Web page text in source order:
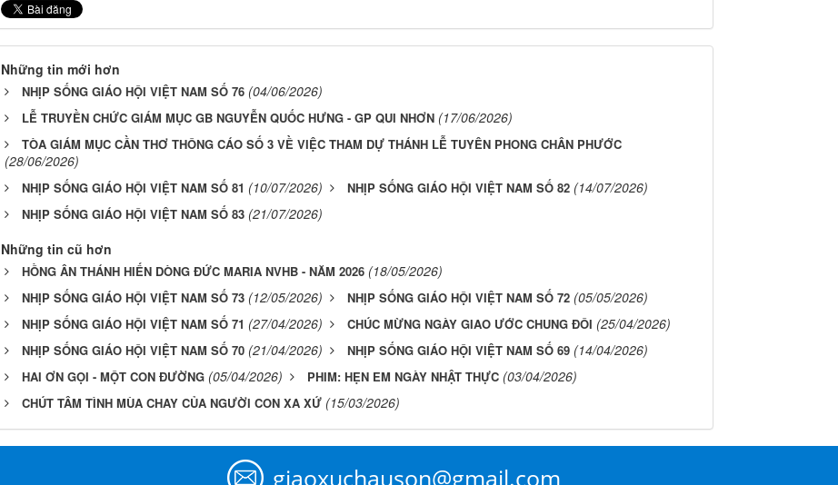
Những tin mới hơn
NHỊP SỐNG GIÁO HỘI VIỆT NAM SỐ 76 (04/06/2026)
LỄ TRUYỀN CHỨC GIÁM MỤC GB NGUYỄN QUỐC HƯNG - GP QUI NHƠN (17/06/2026)
TÒA GIÁM MỤC CẦN THƠ THÔNG CÁO SỐ 3 VỀ VIỆC THAM DỰ THÁNH LỄ TUYÊN PHONG CHÂN PHƯỚC
(28/06/2026)
NHỊP SỐNG GIÁO HỘI VIỆT NAM SỐ 81 (10/07/2026) NHỊP SỐNG GIÁO HỘI VIỆT NAM SỐ 82 (14/07/2026)
NHỊP SỐNG GIÁO HỘI VIỆT NAM SỐ 83 (21/07/2026)
Những tin cũ hơn
HỒNG ÂN THÁNH HIẾN DÒNG ĐỨC MARIA NVHB - NĂM 2026 (18/05/2026)
NHỊP SỐNG GIÁO HỘI VIỆT NAM SỐ 73 (12/05/2026) NHỊP SỐNG GIÁO HỘI VIỆT NAM SỐ 72 (05/05/2026)
NHỊP SỐNG GIÁO HỘI VIỆT NAM SỐ 71 (27/04/2026) CHÚC MỪNG NGÀY GIAO ƯỚC CHUNG ĐÔI (25/04/2026)
NHỊP SỐNG GIÁO HỘI VIỆT NAM SỐ 70 (21/04/2026) NHỊP SỐNG GIÁO HỘI VIỆT NAM SỐ 69 (14/04/2026)
HAI ƠN GỌI - MỘT CON ĐƯỜNG (05/04/2026) PHIM: HẸN EM NGÀY NHẬT THỰC (03/04/2026)
CHÚT TÂM TÌNH MÙA CHAY CỦA NGƯỜI CON XA XỨ (15/03/2026)
giaoxuchauson@gmail.com